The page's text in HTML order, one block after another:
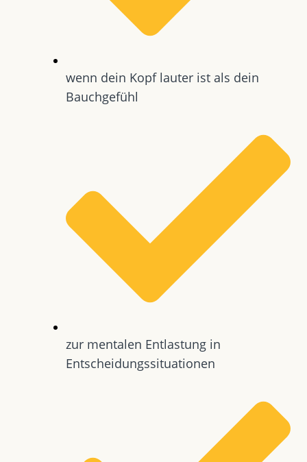
wenn dein Kopf lauter ist als dein
Bauchgefühl
zur mentalen Entlastung in
Entscheidungssituationen